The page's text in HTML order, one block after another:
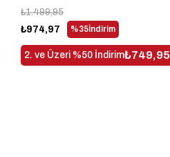
%35İndirim
₺974,97
₺1.499,95
2. ve Üzeri %50 İndirim₺749,95